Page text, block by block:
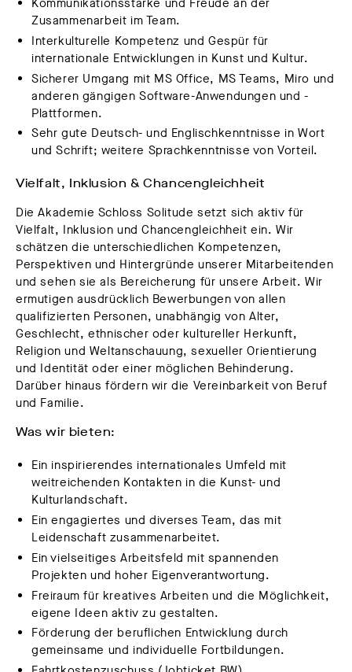
Kommunikationsstärke und Freude an der
Zusammenarbeit im Team.
Interkulturelle Kompetenz und Gespür für
internationale Entwicklungen in Kunst und Kultur.
Sicherer Umgang mit MS Office, MS Teams, Miro und
anderen gängigen Software-Anwendungen und -
Plattformen.
Sehr gute Deutsch- und Englischkenntnisse in Wort
und Schrift; weitere Sprachkenntnisse von Vorteil.
Vielfalt, Inklusion & Chancengleichheit
Die Akademie Schloss Solitude setzt sich aktiv für
Vielfalt, Inklusion und Chancengleichheit ein. Wir
schätzen die unterschiedlichen Kompetenzen,
Perspektiven und Hintergründe unserer Mitarbeitenden
und sehen sie als Bereicherung für unsere Arbeit. Wir
ermutigen ausdrücklich Bewerbungen von allen
qualifizierten Personen, unabhängig von Alter,
Geschlecht, ethnischer oder kultureller Herkunft,
Religion und Weltanschauung, sexueller Orientierung
und Identität oder einer möglichen Behinderung.
Darüber hinaus fördern wir die Vereinbarkeit von Beruf
und Familie.
Was wir bieten:
Ein inspirierendes internationales Umfeld mit
weitreichenden Kontakten in die Kunst- und
Kulturlandschaft.
Ein engagiertes und diverses Team, das mit
Leidenschaft zusammenarbeitet.
Ein vielseitiges Arbeitsfeld mit spannenden
Projekten und hoher Eigenverantwortung.
Freiraum für kreatives Arbeiten und die Möglichkeit,
eigene Ideen aktiv zu gestalten.
Förderung der beruflichen Entwicklung durch
gemeinsame und individuelle Fortbildungen.